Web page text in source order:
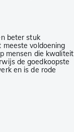
beter stuk
voldoening
mensen die kwaliteit
de goedkoopste
en is de rode